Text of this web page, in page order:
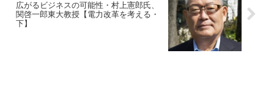
広がるビジネスの可能性・村上憲郎氏、
関啓一郎東大教授【電力改革を考える・
下】